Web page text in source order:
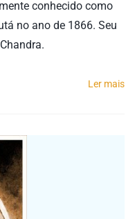
conhecido como
no ano de 1866. Seu
Ler mais